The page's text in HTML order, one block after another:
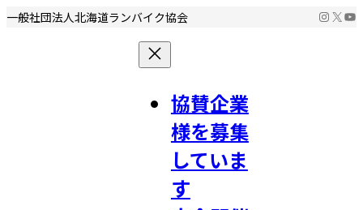
コ
ナ
一般社団法人北海道ランバイク協会 X
協賛企業
様を募集
していま
す